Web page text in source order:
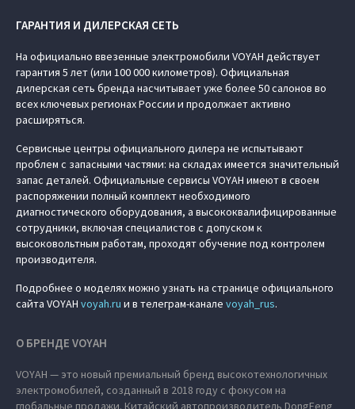
ГАРАНТИЯ И ДИЛЕРСКАЯ СЕТЬ
На официально ввезенные электромобили VOYAH действует
гарантия 5 лет (или 100 000 километров). Официальная
дилерская сеть бренда насчитывает уже более 50 салонов во
всех ключевых регионах России и продолжает активно
расширяться.
Сервисные центры официального дилера не испытывают
проблем с запасными частями: на складах имеется значительный
запас деталей. Официальные сервисы VOYAH имеют в своем
распоряжении полный комплект необходимого
диагностического оборудования, а высококвалифицированные
сотрудники, включая специалистов с допуском к
высоковольтным работам, проходят обучение под контролем
производителя.
Подробнее о моделях можно узнать на странице официального
сайта VOYAH voyah.ru и в телеграм-канале voyah_rus.
О БРЕНДЕ VOYAH
VOYAH — это новый премиальный бренд высокотехнологичных
электромобилей, созданный в 2018 году с фокусом на
глобальные продажи. Китайский автопроизводитель DongFeng